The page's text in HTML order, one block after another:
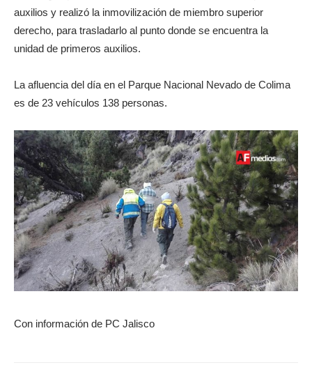
auxilios y realizó la inmovilización de miembro superior
derecho, para trasladarlo al punto donde se encuentra la
unidad de primeros auxilios.
La afluencia del día en el Parque Nacional Nevado de Colima
es de 23 vehículos 138 personas.
Con información de PC Jalisco